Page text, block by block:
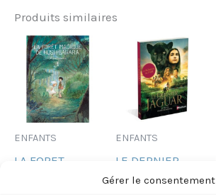
Gérer le consentement
Produits similaires
ENFANTS
LA FORET
ENFANTS
LE DERNIER
JAGUAR – LE